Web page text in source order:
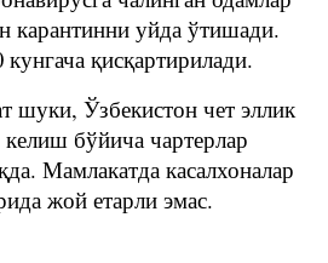
карантинни уйда ўтишади.
қисқартирилади.
шуки, Ўзбекистон чет эллик
бўйича чартерлар
Мамлакатда касалхоналар
жой етарли эмас.